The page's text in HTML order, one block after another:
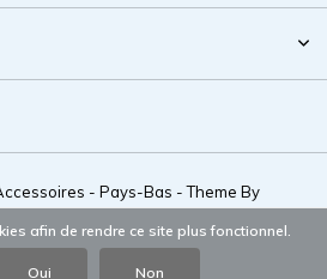
- Pays-Bas - Theme By
afin de rendre ce site plus fonctionnel.
Oui Non